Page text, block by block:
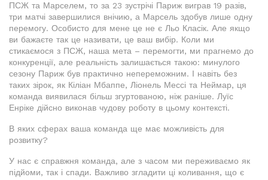
ПСЖ та Марселем, то за 23 зустрічі Париж виграв 19 разів,
три матчі завершилися внічию, а Марсель здобув лише одну
перемогу. Особисто для мене це не є Льо Класік. Але якщо
ви бажаєте так це називати, це ваш вибір. Коли ми
стикаємося з ПСЖ, наша мета – перемогти, ми прагнемо до
конкуренції, але реальність залишається такою: минулого
сезону Париж був практично непереможним. І навіть без
таких зірок, як Кіліан Мбаппе, Ліонель Мессі та Неймар, ця
команда виявилася більш згуртованою, ніж раніше. Луїс
Енріке дійсно виконав чудову роботу в цьому контексті.
В яких сферах ваша команда ще має можливість для
розвитку?
У нас є справжня команда, але з часом ми переживаємо як
підйоми, так і спади. Важливо згладити ці коливання, що є